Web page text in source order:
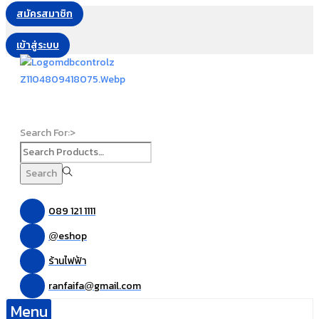
สมัครสมาชิก
เข้าสู่ระบบ
Search For:>
Search
089 121 1111
@eshop
ร้านไฟฟ้า
ranfaifa@gmail.com
Menu